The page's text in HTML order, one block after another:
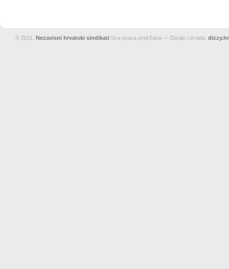
© 2011. Nezavisni hrvatski sindikati Sva prava pridržana — Dizajn i izrada: dizzy.hr